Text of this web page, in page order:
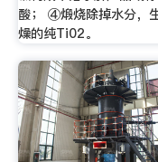
酸； ④煅烧除掉水分，
燥的纯Ti02。